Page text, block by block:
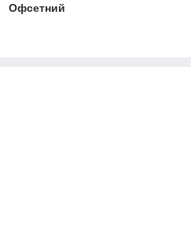
Офсетний